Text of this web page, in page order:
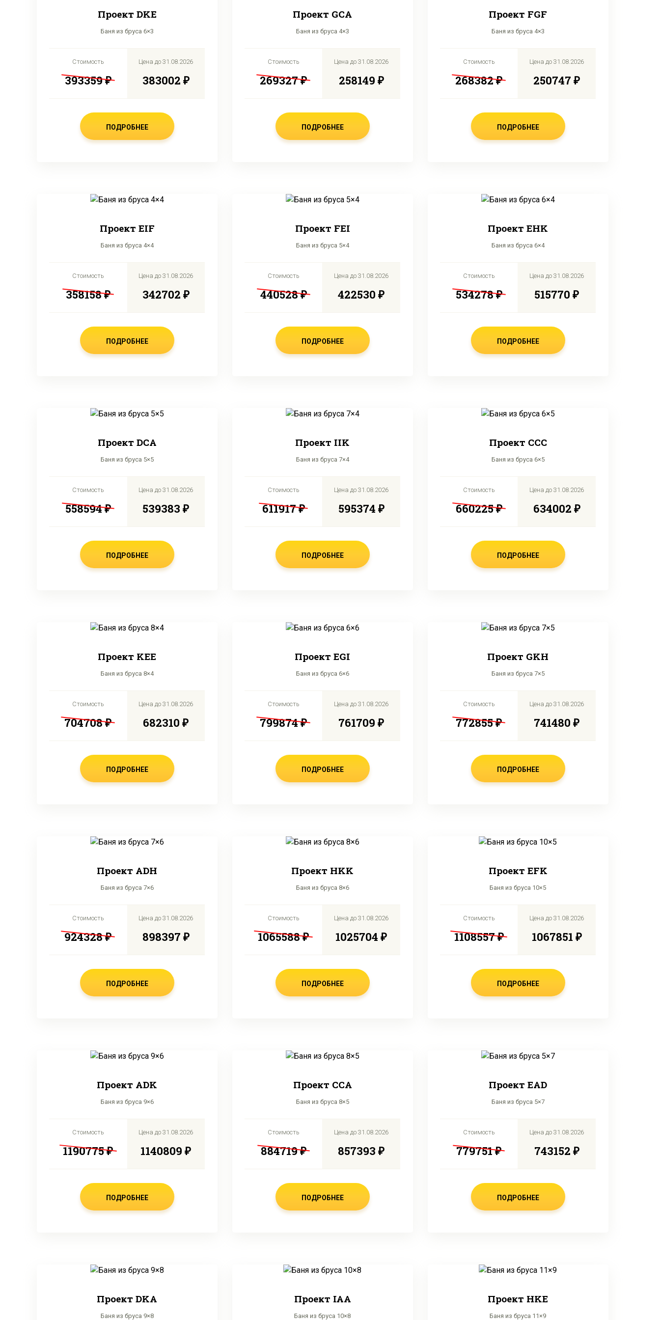
Проект DKE
Баня из бруса 6×3
Стоимость
393359 ₽
Цена до31.08.2026
383002 ₽
ПОДРОБНЕЕ
Проект GCA
Баня из бруса 4×3
Стоимость
269327 ₽
Цена до31.08.2026
258149 ₽
ПОДРОБНЕЕ
Проект FGF
Баня из бруса 4×3
Стоимость
268382 ₽
Цена до31.08.2026
250747 ₽
ПОДРОБНЕЕ
Проект EIF
Баня из бруса 4×4
Стоимость
358158 ₽
Цена до31.08.2026
342702 ₽
ПОДРОБНЕЕ
Проект FEI
Баня из бруса 5×4
Стоимость
440528 ₽
Цена до31.08.2026
422530 ₽
ПОДРОБНЕЕ
Проект EHK
Баня из бруса 6×4
Стоимость
534278 ₽
Цена до31.08.2026
515770 ₽
ПОДРОБНЕЕ
Проект DCA
Баня из бруса 5×5
Стоимость
558594 ₽
Цена до31.08.2026
539383 ₽
ПОДРОБНЕЕ
Проект IIK
Баня из бруса 7×4
Стоимость
611917 ₽
Цена до31.08.2026
595374 ₽
ПОДРОБНЕЕ
Проект CCC
Баня из бруса 6×5
Стоимость
660225 ₽
Цена до31.08.2026
634002 ₽
ПОДРОБНЕЕ
Проект KEE
Баня из бруса 8×4
Стоимость
704708 ₽
Цена до31.08.2026
682310 ₽
ПОДРОБНЕЕ
Проект EGI
Баня из бруса 6×6
Стоимость
799874 ₽
Цена до31.08.2026
761709 ₽
ПОДРОБНЕЕ
Проект GKH
Баня из бруса 7×5
Стоимость
772855 ₽
Цена до31.08.2026
741480 ₽
ПОДРОБНЕЕ
Проект ADH
Баня из бруса 7×6
Стоимость
924328 ₽
Цена до31.08.2026
898397 ₽
ПОДРОБНЕЕ
Проект HKK
Баня из бруса 8×6
Стоимость
1065588 ₽
Цена до31.08.2026
1025704 ₽
ПОДРОБНЕЕ
Проект EFK
Баня из бруса 10×5
Стоимость
1108557 ₽
Цена до31.08.2026
1067851 ₽
ПОДРОБНЕЕ
Проект ADK
Баня из бруса 9×6
Стоимость
1190775 ₽
Цена до31.08.2026
1140809 ₽
ПОДРОБНЕЕ
Проект CCA
Баня из бруса 8×5
Стоимость
884719 ₽
Цена до31.08.2026
857393 ₽
ПОДРОБНЕЕ
Проект EAD
Баня из бруса 5×7
Стоимость
779751 ₽
Цена до31.08.2026
743152 ₽
ПОДРОБНЕЕ
Проект DKA
Баня из бруса 9×8
Проект IAA
Баня из бруса 10×8
Проект HKE
Баня из бруса 11×9